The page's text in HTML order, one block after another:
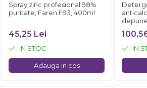
Spray zinc profesional 98%
puritate, Faren F93, 400ml
45,25 Lei
IN STOC
Adauga in cos
Faren
IN